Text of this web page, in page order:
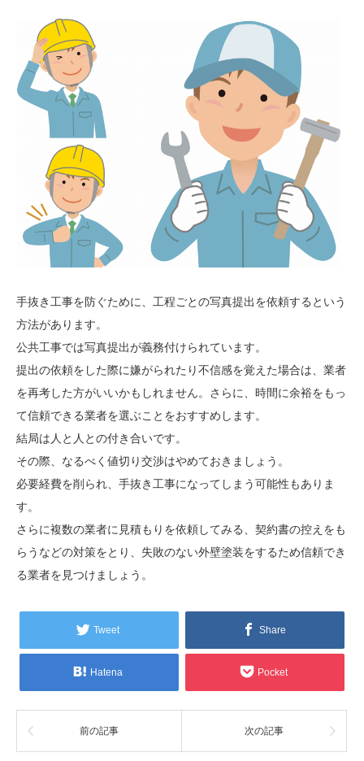
手抜き工事を防ぐために、工程ごとの写真提出を依頼するという
方法があります。
公共工事では写真提出が義務付けられています。
提出の依頼をした際に嫌がられたり不信感を覚えた場合は、業者
を再考した方がいいかもしれません。さらに、時間に余裕をもっ
て信頼できる業者を選ぶことをおすすめします。
結局は人と人との付き合いです。
その際、なるべく値切り交渉はやめておきましょう。
必要経費を削られ、手抜き工事になってしまう可能性もありま
す。
さらに複数の業者に見積もりを依頼してみる、契約書の控えをも
らうなどの対策をとり、失敗のない外壁塗装をするため信頼でき
る業者を見つけましょう。
Tweet Share
Hatena Pocket
前の記事 次の記事